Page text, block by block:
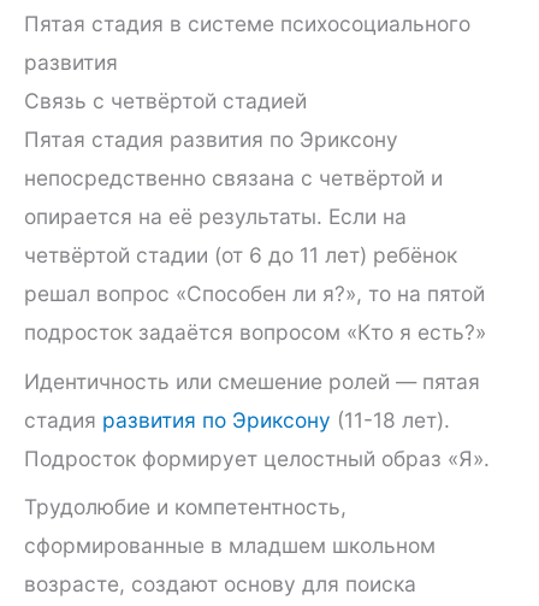
Пятая стадия в системе психосоциального
развития
Связь с четвёртой стадией
Пятая стадия развития по Эриксону
непосредственно связана с четвёртой и
опирается на её результаты. Если на
четвёртой стадии (от 6 до 11 лет) ребёнок
решал вопрос «Способен ли я?», то на пятой
подросток задаётся вопросом «Кто я есть?»
Идентичность или смешение ролей — пятая
стадия развития по Эриксону (11-18 лет).
Подросток формирует целостный образ «Я».
Трудолюбие и компетентность,
сформированные в младшем школьном
возрасте, создают основу для поиска